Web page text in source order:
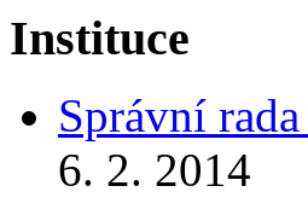
Instituce
Správní
6. 2. 2014